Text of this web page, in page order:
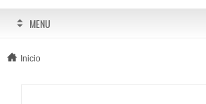
MENU
Inicio